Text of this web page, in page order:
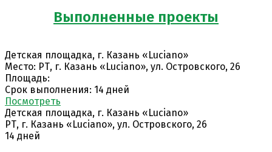
Выполненные проекты
Детская площадка, г. Казань «Luciano»
Место: РТ, г. Казань «Luciano», ул. Островского, 26
Площадь:
Срок выполнения: 14 дней
Поcмотреть
Детская площадка, г. Казань «Luciano»
РТ, г. Казань «Luciano», ул. Островского, 26
14 дней